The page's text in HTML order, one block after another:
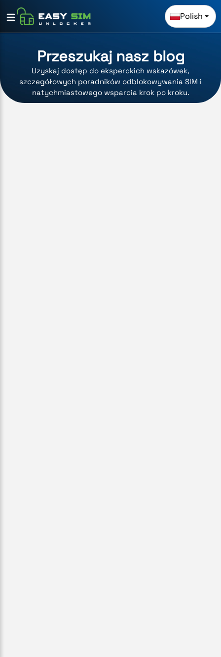
Polish
Przeszukaj nasz blog
Uzyskaj dostęp do eksperckich wskazówek,
szczegółowych poradników odblokowywania SIM i
natychmiastowego wsparcia krok po kroku.